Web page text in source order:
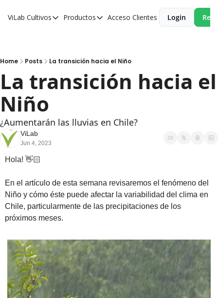
ViLab Cultivos
Cultivos
Olivos
Cítricos
Avellanos
Productos
Productos
Estudio de Zonificación
Monitoreo Satelital de Cultivos
Acceso Clientes Login
Home Posts La transición hacia el Niño
La transición hacia el
Niño
¿Aumentarán las lluvias en Chile?
ViLab
Jun 4, 2023
Hola! 👋🏻
En el artículo de esta semana revisaremos el fenómeno del
Niño y cómo éste puede afectar la variabilidad del clima en
Chile, particularmente de las precipitaciones de los
próximos meses.